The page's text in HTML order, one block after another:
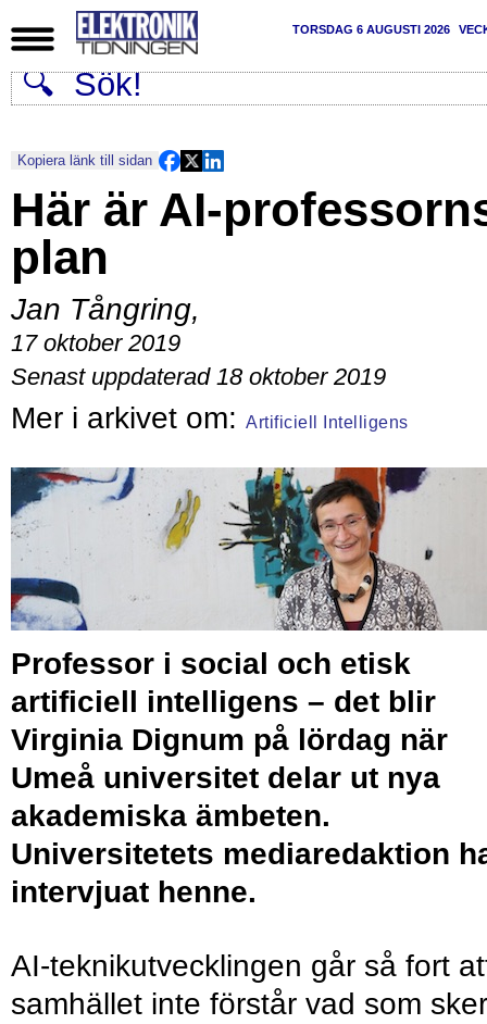
TORSDAG 6 AUGUSTI 2026
Kopiera länk till sidan
Här är AI-
plan
Jan Tångring,
17 oktober 2019
Senast uppdaterad 18 oktober 2019
Artificiell Intelligens
Professor i social och etisk
artificiell intelligens – det blir
Virginia Dignum på lördag när
Umeå universitet delar ut nya
akademiska ämbeten.
Universitetets mediaredaktion
intervjuat henne.
AI-teknikutvecklingen går så fort
samhället inte förstår vad som sker